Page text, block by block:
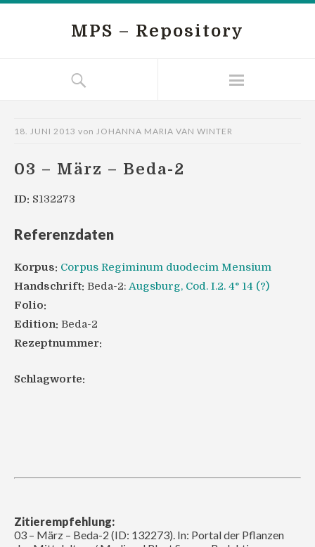
MPS – Repository
18. JUNI 2013 von JOHANNA MARIA VAN WINTER
03 – März – Beda-2
ID: S132273
Referenzdaten
Korpus: Corpus Regiminum duodecim Mensium
Handschrift: Beda-2: Augsburg, Cod. I.2. 4° 14 (?)
Folio:
Edition: Beda-2
Rezeptnummer:
Schlagworte:
Zitierempfehlung:
03 – März – Beda-2 (ID: 132273). In: Portal der Pflanzen